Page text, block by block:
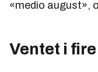
«medio august»,
Ventet i